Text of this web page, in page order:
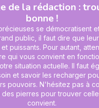
de la rédaction :
bonne !
se démocratisent
public, il faut dire que
puissants. Pour autant,
qui vous convient en
situation actuelle. Il faut
et savoir les recharger
pouvoirs. N'hésitez pas à
pierres pour trouver
convient.